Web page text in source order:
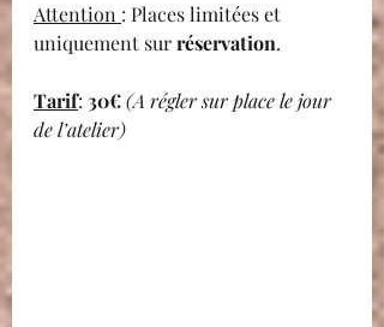
Attention : Places limitées et
uniquement sur réservation.
Tarif: 30€ (A régler sur place le jour
de l’atelier)